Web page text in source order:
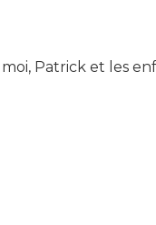
Patrick et les